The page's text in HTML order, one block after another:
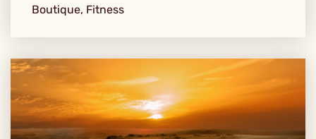
Boutique, Fitness